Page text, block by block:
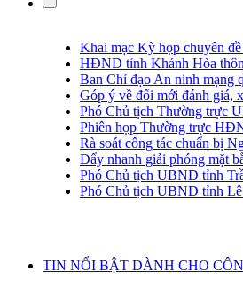
Khai mạc Kỳ họp chuyên
HĐND tỉnh Khánh Hòa
Ban Chỉ đạo An ninh mạng
Góp ý về đổi mới đánh giá,
Phó Chủ tịch Thường trực
Phiên họp Thường trực
Rà soát công tác chuẩn bị
Đẩy nhanh giải phóng mặt
Phó Chủ tịch UBND tỉnh
Phó Chủ tịch UBND tỉnh Lê
TIN NỔI BẬT DÀNH CHO